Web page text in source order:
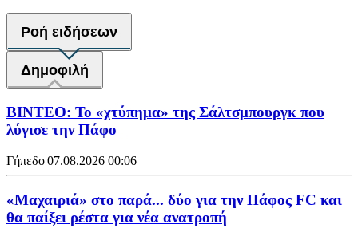
Ροή ειδήσεων
Δημοφιλή
ΒΙΝΤΕΟ: Το «χτύπημα» της Σάλτσμπουργκ που
λύγισε την Πάφο
Γήπεδο|07.08.2026 00:06
«Μαχαιριά» στο παρά... δύο για την Πάφος FC και
θα παίξει ρέστα για νέα ανατροπή